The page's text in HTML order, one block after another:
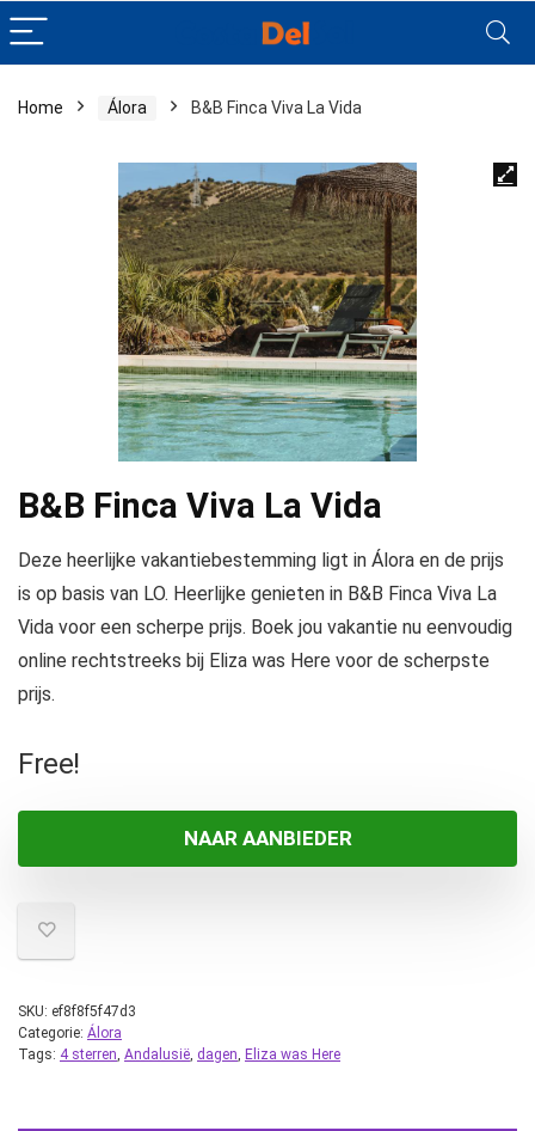
Home Álora B&B Finca Viva La Vida
B&B Finca Viva La Vida
Deze heerlijke vakantiebestemming ligt in Álora en de prijs
is op basis van LO. Heerlijke genieten in B&B Finca Viva La
Vida voor een scherpe prijs. Boek jou vakantie nu eenvoudig
online rechtstreeks bij Eliza was Here voor de scherpste
prijs.
Free!
NAAR AANBIEDER
SKU: ef8f8f5f47d3
Categorie: Álora
Tags: 4 sterren, Andalusië, dagen, Eliza was Here